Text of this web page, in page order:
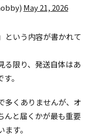
May 21, 2026
という内容が書かれて
る限り、発送自体はあ
。
多くありませんが、オ
んと届くかが最も重要
す。